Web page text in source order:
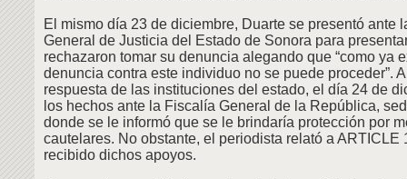
El mismo día 23 de diciembre, Duarte se presentó ante
General de Justicia del Estado de Sonora para
rechazaron tomar su denuncia alegando que “como ya
denuncia contra este individuo no se puede proceder”.
respuesta de las instituciones del estado, el día 24 de
los hechos ante la Fiscalía General de la República,
donde se le informó que se le brindaría protección por
cautelares. No obstante, el periodista relató a ARTICLE
recibido dichos apoyos.